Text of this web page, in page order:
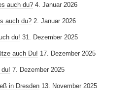
auch du? 4. Januar 2026
auch du? 2. Januar 2026
du! 31. Dezember 2025
auch Du! 17. Dezember 2025
7. Dezember 2025
in Dresden 13. November 2025